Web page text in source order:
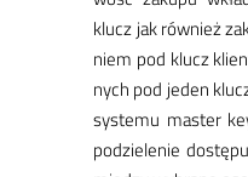
klucz jak rów­nież
niem pod klucz
nych pod je­den
sys­te­mu ma­ster
po­dzie­le­nie